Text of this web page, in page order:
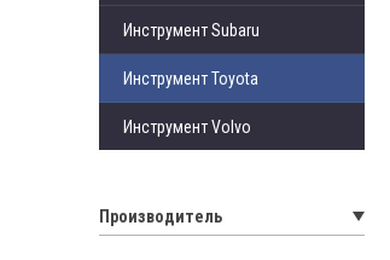
Инструмент Subaru
Инструмент Toyota
Инструмент Volvo
Производитель